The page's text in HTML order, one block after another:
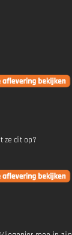
ze dit op?